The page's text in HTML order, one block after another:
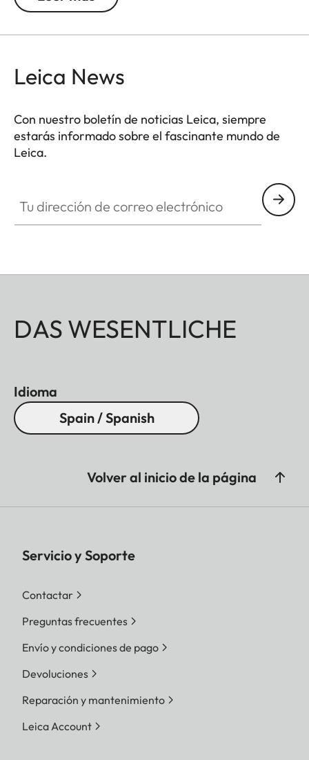
Leica News
Con nuestro boletín de noticias Leica, siempre
estarás informado sobre el fascinante mundo de
Leica.
DAS WESENTLICHE
Idioma
Spain / Spanish
Volver al inicio de la página
Servicio y Soporte
Contactar
Preguntas frecuentes
Envío y condiciones de pago
Devoluciones
Reparación y mantenimiento
Leica Account